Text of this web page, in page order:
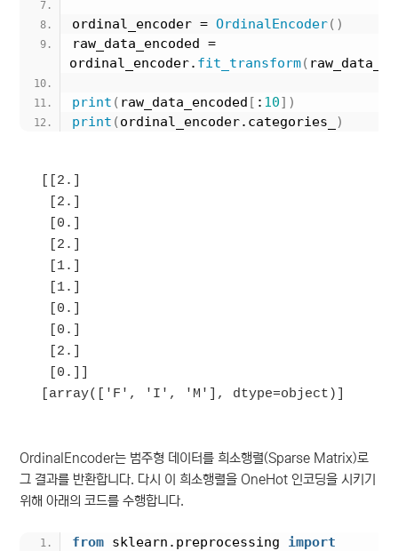
ordinal_encoder = OrdinalEncoder()
raw_data_encoded =
ordinal_encoder. fit_transform(
print ( raw_data_encoded [ : 10])
print (ordinal_encoder.categories_ )
[[2.]
[2.]
[0.]
[2.]
[1.]
[1.]
[0.]
[0.]
[2.]
[0.]]
OrdinalEncoder는 범주형 데이터를 희소행렬(Sparse Matrix)로
그 결과를 반환합니다. 다시 이 희소행렬을 OneHot 인코딩을 시키기
위해 아래의 코드를 수행합니다.
from sklearn.preprocessing import